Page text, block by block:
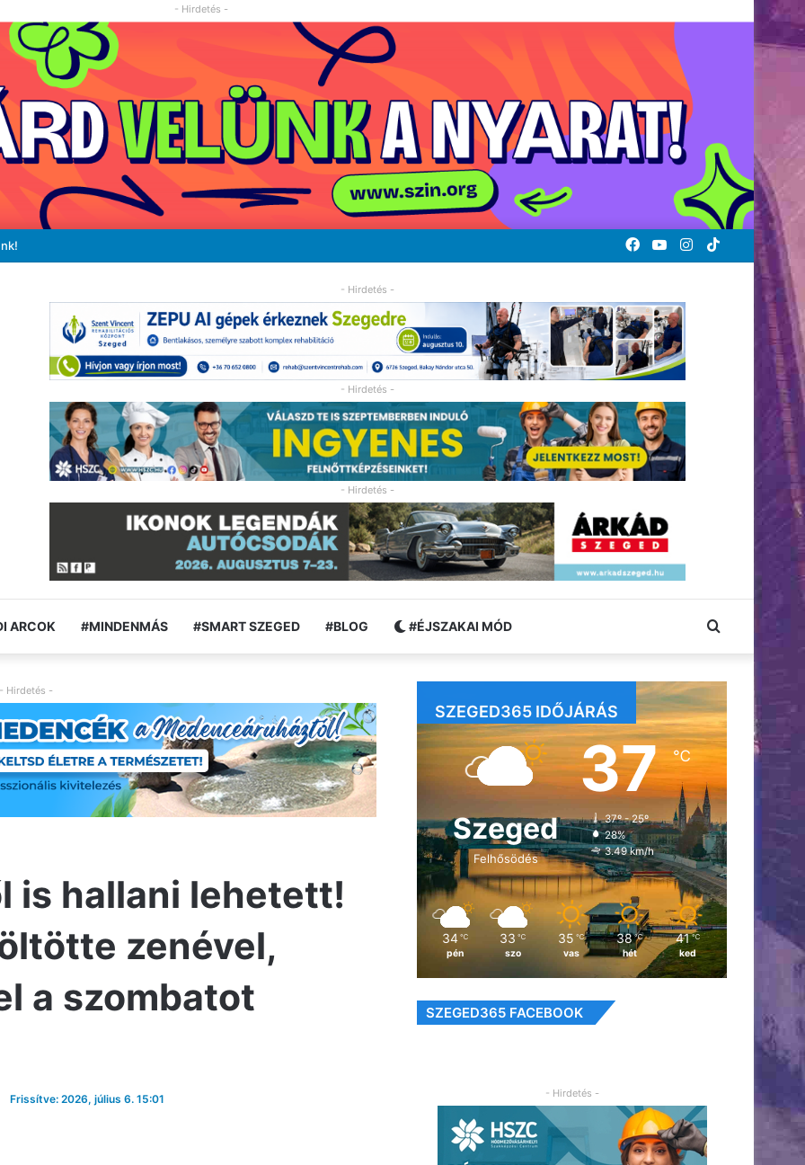
- Hirdetés -
TikTok
Instagram
YouTube
Facebook
- Hirdetés -
- Hirdetés -
- Hirdetés -
ARCOK #MINDENMÁS #SMART SZEGED #BLOG #ÉJSZAKAI MÓD Keresés:
- Hirdetés -
is hallani lehetett!
zenével,
a szombatot
Frissítve: 2026, július 6. 15:01
SZEGED365 IDŐJÁRÁS
Szeged
Felhősödés
37℃
37º - 25º
28%
3.49 km/h
34 ℃
pén
33 ℃
szo
35 ℃
vas
38 ℃
hét
41 ℃
ked
SZEGED365 FACEBOOK
- Hirdetés -